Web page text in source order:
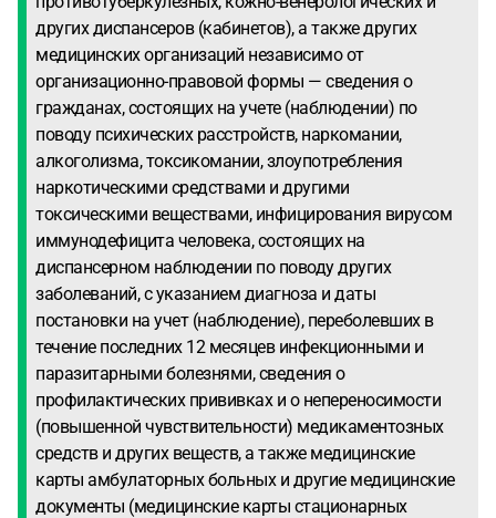
других диспансеров (кабинетов), а также других
медицинских организаций независимо от
организационно-правовой формы — сведения о
гражданах, состоящих на учете (наблюдении) по
поводу психических расстройств, наркомании,
алкоголизма, токсикомании, злоупотребления
наркотическими средствами и другими
токсическими веществами, инфицирования вирусом
иммунодефицита человека, состоящих на
диспансерном наблюдении по поводу других
заболеваний, с указанием диагноза и даты
постановки на учет (наблюдение), переболевших в
течение последних 12 месяцев инфекционными и
паразитарными болезнями, сведения о
профилактических прививках и о непереносимости
(повышенной чувствительности) медикаментозных
средств и других веществ, а также медицинские
карты амбулаторных больных и другие медицинские
документы (медицинские карты стационарных